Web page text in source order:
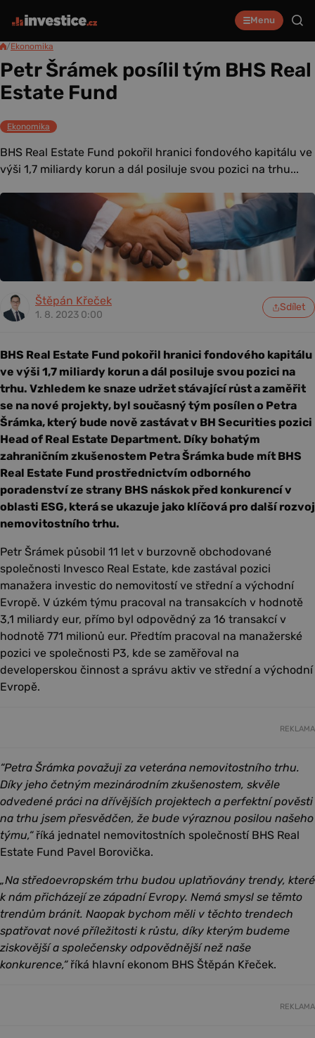
Menu
/Ekonomika
Petr Šrámek posílil tým BHS Real
Estate Fund
Ekonomika
BHS Real Estate Fund pokořil hranici fondového kapitálu ve
výši 1,7 miliardy korun a dál posiluje svou pozici na trhu...
Štěpán Křeček
1. 8. 2023 0:00
Sdílet
BHS Real Estate Fund pokořil hranici fondového kapitálu
ve výši 1,7 miliardy korun a dál posiluje svou pozici na
trhu. Vzhledem ke snaze udržet stávající růst a zaměřit
se na nové projekty, byl současný tým posílen o Petra
Šrámka, který bude nově zastávat v BH Securities pozici
Head of Real Estate Department. Díky bohatým
zahraničním zkušenostem Petra Šrámka bude mít BHS
Real Estate Fund prostřednictvím odborného
poradenství ze strany BHS náskok před konkurencí v
oblasti ESG, která se ukazuje jako klíčová pro další rozvoj
nemovitostního trhu.
Petr Šrámek působil 11 let v burzovně obchodované
společnosti Invesco Real Estate, kde zastával pozici
manažera investic do nemovitostí ve střední a východní
Evropě. V úzkém týmu pracoval na transakcích v hodnotě
3,1 miliardy eur, přímo byl odpovědný za 16 transakcí v
hodnotě 771 milionů eur. Předtím pracoval na manažerské
pozici ve společnosti P3, kde se zaměřoval na
developerskou činnost a správu aktiv ve střední a východní
Evropě.
REKLAMA
“Petra Šrámka považuji za veterána nemovitostního trhu.
Díky jeho četným mezinárodním zkušenostem, skvěle
odvedené práci na dřívějších projektech a perfektní pověsti
na trhu jsem přesvědčen, že bude výraznou posilou našeho
týmu,“říká jednatel nemovitostních společností BHS Real
Estate Fund Pavel Borovička.
„Na středoevropském trhu budou uplatňovány trendy, které
k nám přicházejí ze západní Evropy. Nemá smysl se těmto
trendům bránit. Naopak bychom měli v těchto trendech
spatřovat nové příležitosti k růstu, díky kterým budeme
ziskovější a společensky odpovědnější než naše
konkurence,“říká hlavní ekonom BHS Štěpán Křeček.
REKLAMA